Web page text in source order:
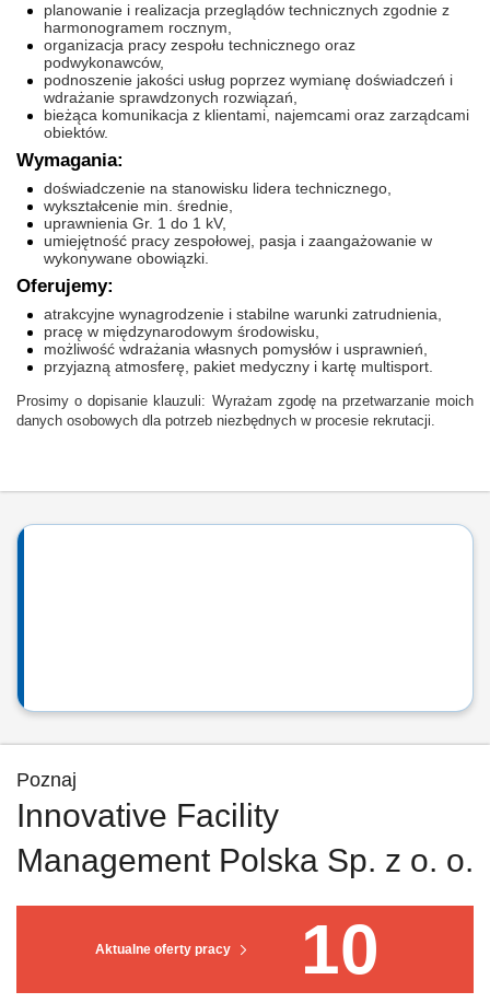
planowanie i realizacja przeglądów technicznych zgodnie z
harmonogramem rocznym,
organizacja pracy zespołu technicznego oraz
podwykonawców,
podnoszenie jakości usług poprzez wymianę doświadczeń i
wdrażanie sprawdzonych rozwiązań,
bieżąca komunikacja z klientami, najemcami oraz zarządcami
obiektów.
Wymagania:
doświadczenie na stanowisku lidera technicznego,
wykształcenie min. średnie,
uprawnienia Gr. 1 do 1 kV,
umiejętność pracy zespołowej, pasja i zaangażowanie w
wykonywane obowiązki.
Oferujemy:
atrakcyjne wynagrodzenie i stabilne warunki zatrudnienia,
pracę w międzynarodowym środowisku,
możliwość wdrażania własnych pomysłów i usprawnień,
przyjazną atmosferę, pakiet medyczny i kartę multisport.
Prosimy o dopisanie klauzuli: Wyrażam zgodę na przetwarzanie moich
danych osobowych dla potrzeb niezbędnych w procesie rekrutacji.
Poznaj
Innovative Facility
Management Polska Sp. z o. o.
Aktualne oferty pracy 10